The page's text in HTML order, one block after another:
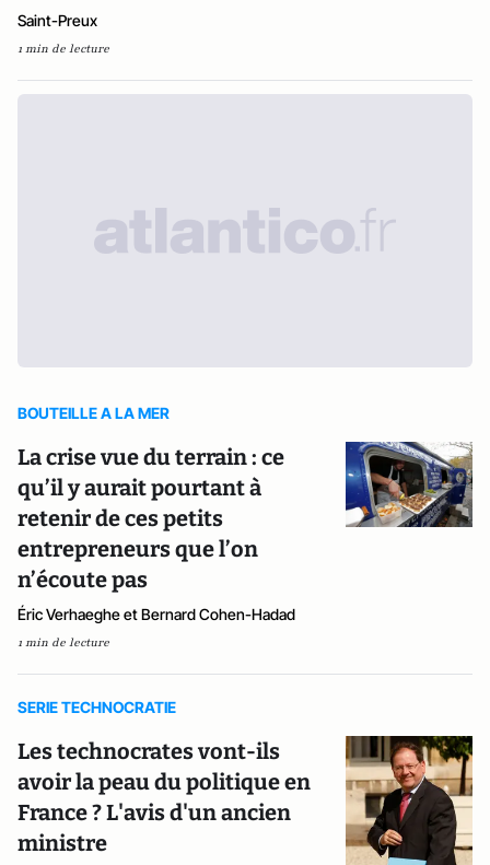
Saint-Preux
1 min de lecture
BOUTEILLE A LA MER
La crise vue du terrain : ce
qu’il y aurait pourtant à
retenir de ces petits
entrepreneurs que l’on
n’écoute pas
Éric Verhaeghe et Bernard Cohen-Hadad
1 min de lecture
SERIE TECHNOCRATIE
Les technocrates vont-ils
avoir la peau du politique en
France ? L'avis d'un ancien
ministre